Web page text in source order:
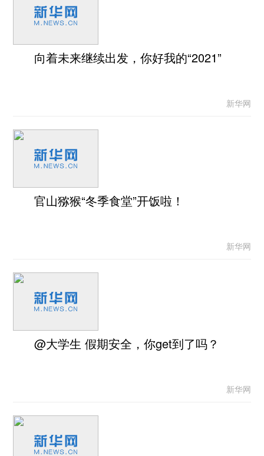
向着未来继续出发，你好我的“2021”
新华网
官山猕猴“冬季食堂”开饭啦！
新华网
@大学生 假期安全，你get到了吗？
新华网